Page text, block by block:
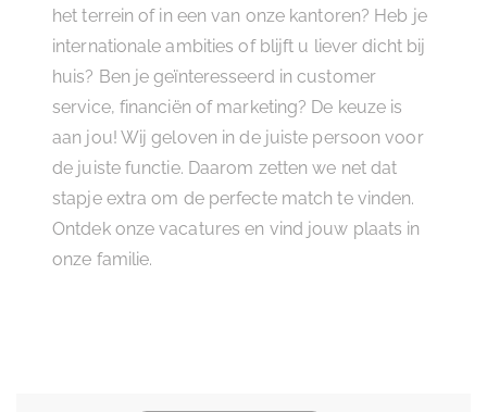
het terrein of in een van onze kantoren? Heb je
internationale ambities of blijft u liever dicht bij
huis? Ben je geïnteresseerd in customer
service, financiën of marketing? De keuze is
aan jou! Wij geloven in de juiste persoon voor
de juiste functie. Daarom zetten we net dat
stapje extra om de perfecte match te vinden.
Ontdek onze vacatures en vind jouw plaats in
onze familie.